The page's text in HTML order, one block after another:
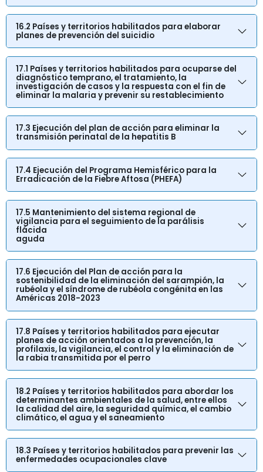
16.2 Países y territorios habilitados para elaborar
planes de prevención del suicidio
17.1 Países y territorios habilitados para ocuparse del
diagnóstico temprano, el tratamiento, la
investigación de casos y la respuesta con el fin de
eliminar la malaria y prevenir su restablecimiento
17.3 Ejecución del plan de acción para eliminar la
transmisión perinatal de la hepatitis B
17.4 Ejecución del Programa Hemisférico para la
Erradicación de la Fiebre Aftosa (PHEFA)
17.5 Mantenimiento del sistema regional de
vigilancia para el seguimiento de la parálisis
flácida
aguda
17.6 Ejecución del Plan de acción para la
sostenibilidad de la eliminación del sarampión, la
rubéola y el síndrome de rubéola congénita en las
Américas 2018-2023
17.8 Países y territorios habilitados para ejecutar
planes de acción orientados a la prevención, la
profilaxis, la vigilancia, el control y la eliminación de
la rabia transmitida por el perro
18.2 Países y territorios habilitados para abordar los
determinantes ambientales de la salud, entre ellos
la calidad del aire, la seguridad química, el cambio
climático, el agua y el saneamiento
18.3 Países y territorios habilitados para prevenir las
enfermedades ocupacionales clave